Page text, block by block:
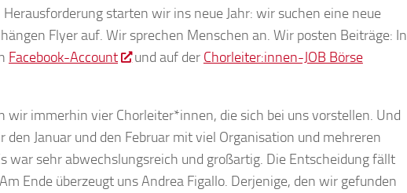
starten wir ins neue Jahr: wir suchen eine neue
Flyer auf. Wir sprechen Menschen an. Wir posten Beiträge: In
Facebook-Account und auf der Chorleiter:innen-JOB Börse
wir immerhin vier Chorleiter*innen, die sich bei uns vorstellen. Und
den Januar und den Februar mit viel Organisation und mehreren
war sehr abwechslungsreich und großartig. Die Entscheidung fällt
Ende überzeugt uns Andrea Figallo. Derjenige, den wir gefunden